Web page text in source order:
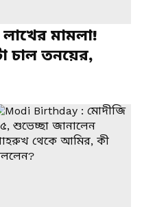
মামলা!
চাল তনয়ের,